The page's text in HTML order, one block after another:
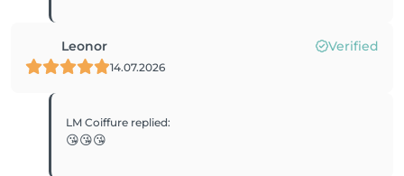
Leonor Verified
14.07.2026
LM Coiffure replied:
😘😘😘